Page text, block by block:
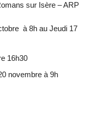
sur Isère – ARP
à 8h au Jeudi 17
16h30
novembre à 9h